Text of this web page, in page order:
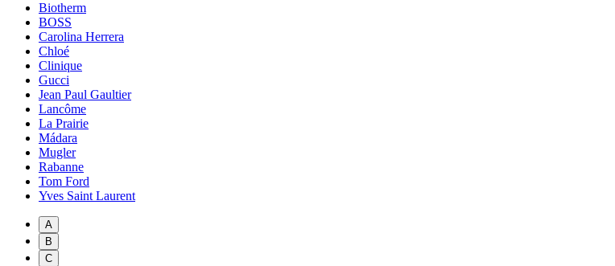
Biotherm
BOSS
Carolina Herrera
Chloé
Clinique
Gucci
Jean Paul Gaultier
Lancôme
La Prairie
Mádara
Mugler
Rabanne
Tom Ford
Yves Saint Laurent
A
B
C